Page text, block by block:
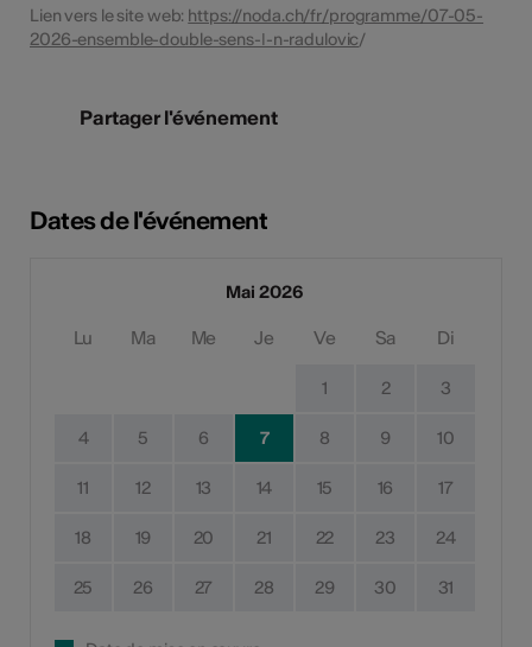
Lien vers le site web: https://noda.ch/fr/programme/07-05-
2026-ensemble-double-sens-ǀ-n-radulovic/
Partager l'événement
Dates de l'événement
Mai 2026
Lu Ma Me Je Ve Sa Di
1 2 3
4 5 6 7 8 9 10
11 12 13 14 15 16 17
18 19 20 21 22 23 24
25 26 27 28 29 30 31